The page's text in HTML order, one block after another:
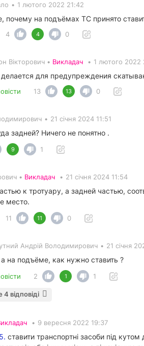
• 1 лютого 2022 21:42
почему на подъёмах ТС принято
4 4 0
Вікторович • Викладач • 1 лютого 2022
делается для предупреждения
13 13 0
• 21 січня 2024 11:51
задней? Ничего не понятно .
9 1
• Викладач • 21 січня 2024 11:54
к тротуару, а задней частью,
место.
11 11 0
Андрiй Володимирович • 21 січня
на подъёме, как нужно ставить ?
2 1 1
4 відповіді
• 9 вересня 2022 19:37
ставити транспортні засоби під